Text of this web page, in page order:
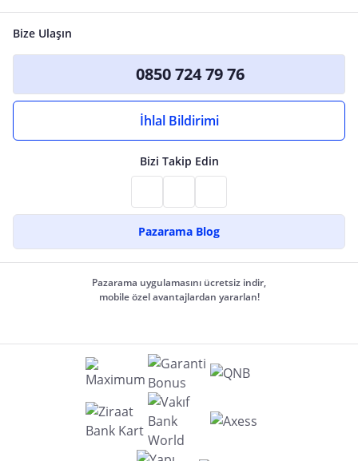
Bize Ulaşın
0850 724 79 76
İhlal Bildirimi
Bizi Takip Edin
Pazarama Blog
Pazarama uygulamasını ücretsiz indir,
mobile özel avantajlardan yararlan!